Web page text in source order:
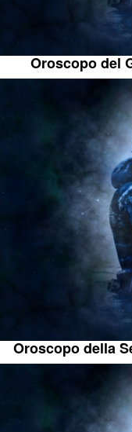
Oroscopo del
Oroscopo della